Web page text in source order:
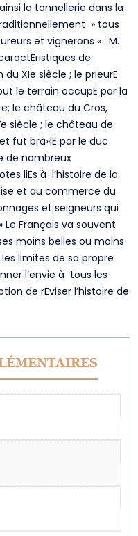
la tonnellerie dans la
» tous
et vignerons « . M.
de
XIe siècle ; le prieurE
le terrain occupE par la
le château du Cros,
siècle ; le château de
fut brà»lE par le duc
de nombreux
liEs à l’histoire de la
et au commerce du
et seigneurs qui
Le Français va souvent
moins belles ou moins
limites de sa propre
l’envie à tous les
de rEviser l’histoire de